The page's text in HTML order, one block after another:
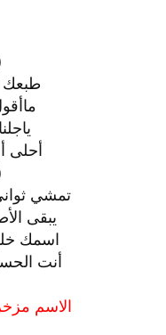
طبعك
أحلى
تمشي
يبقى
اسمك
أنت
الاسم